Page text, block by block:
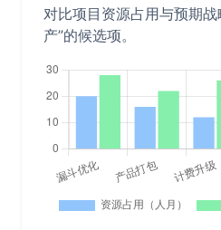
对比项目资源占用与预期
产”的候选项。